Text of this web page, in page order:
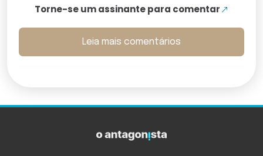
Torne-se um assinante para comentar
Leia mais comentários